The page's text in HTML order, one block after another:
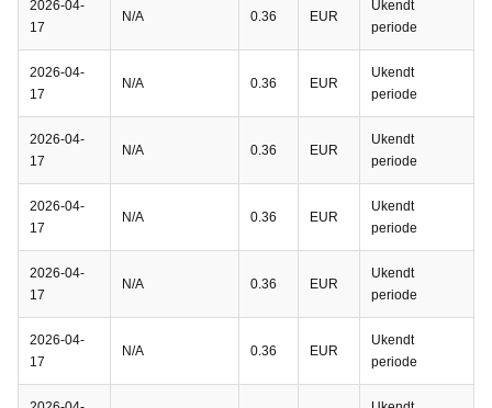
2026-04-
17
N/A 0.36 EUR
Ukendt
periode
2026-04-
17
N/A 0.36 EUR
Ukendt
periode
2026-04-
17
N/A 0.36 EUR
Ukendt
periode
2026-04-
17
N/A 0.36 EUR
Ukendt
periode
2026-04-
17
N/A 0.36 EUR
Ukendt
periode
2026-04-
17
N/A 0.36 EUR
Ukendt
periode